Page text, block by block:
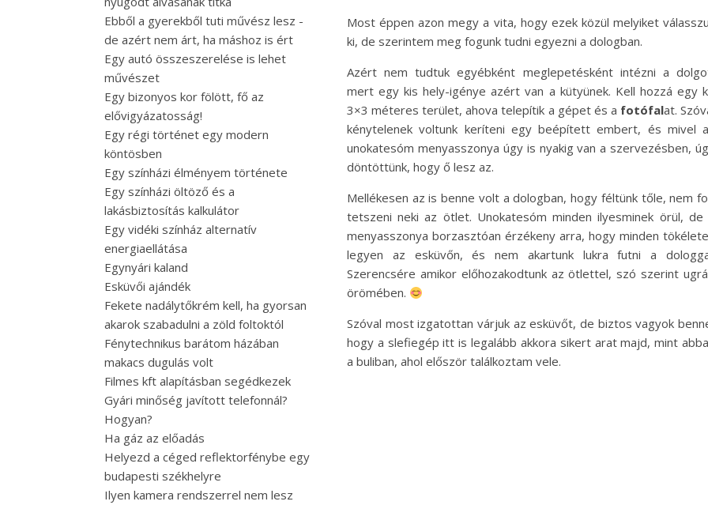
Ebből a gyerekből tuti művész lesz -
de azért nem árt, ha máshoz is ért
Egy autó összeszerelése is lehet
művészet
Egy bizonyos kor fölött, fő az
elővigyázatosság!
Egy régi történet egy modern
köntösben
Egy színházi élményem története
Egy színházi öltöző és a
lakásbiztosítás kalkulátor
Egy vidéki színház alternatív
energiaellátása
Egynyári kaland
Esküvői ajándék
Fekete nadálytőkrém kell, ha gyorsan
akarok szabadulni a zöld foltoktól
Fénytechnikus barátom házában
makacs dugulás volt
Filmes kft alapításban segédkezek
Gyári minőség javított telefonnál?
Hogyan?
Ha gáz az előadás
Helyezd a céged reflektorfénybe egy
budapesti székhelyre
Ilyen kamera rendszerrel nem lesz
Most éppen azon megy a vita, hogy ezek közül melyiket
ki, de szerintem meg fogunk tudni egyezni a dologban.
Azért nem tudtuk egyébként meglepetésként intézni a
mert egy kis hely-igénye azért van a kütyünek. Kell hozzá egy
3×3 méteres terület, ahova telepítik a gépet és a fotófalat.
kénytelenek voltunk keríteni egy beépített embert, és mivel
unokatesóm menyasszonya úgy is nyakig van a szervezésben,
döntöttünk, hogy ő lesz az.
Mellékesen az is benne volt a dologban, hogy féltünk tőle, nem
tetszeni neki az ötlet. Unokatesóm minden ilyesminek örül, de
menyasszonya borzasztóan érzékeny arra, hogy minden
legyen az esküvőn, és nem akartunk lukra futni a
Szerencsére amikor előhozakodtunk az ötlettel, szó szerint
örömében.
Szóval most izgatottan várjuk az esküvőt, de biztos vagyok
hogy a slefiegép itt is legalább akkora sikert arat majd, mint
a buliban, ahol először találkoztam vele.